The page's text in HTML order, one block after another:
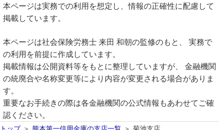
本ページは実務での利用を想定し、情報の正確性に配慮して
掲載しています。
本ページは社会保険労務士 来田 和朝の監修のもと、 実務で
の利用を前提に作成しています。
掲載情報は公開資料等をもとに整理していますが、 金融機関
の統廃合や名称変更等により内容が変更される場合がありま
す。
重要なお手続きの際は各金融機関の公式情報もあわせてご確
認ください。